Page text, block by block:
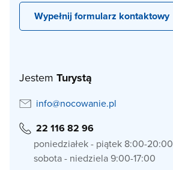
Wypełnij formularz kontaktowy
Jestem Turystą
info@nocowanie.pl
22 116 82 96
poniedziałek - piątek 8:00-20:00
sobota - niedziela 9:00-17:00